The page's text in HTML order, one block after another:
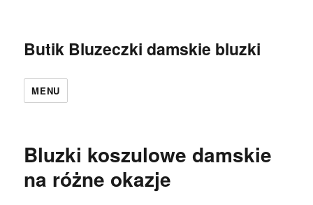
Butik Bluzeczki damskie bluzki
MENU
Bluzki koszulowe damskie
na różne okazje